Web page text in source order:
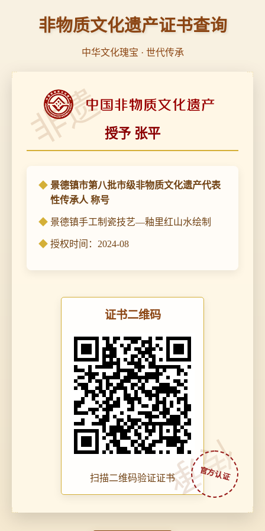
非物质文化遗产证书查询
中华文化瑰宝 · 世代传承
非遗
传承
授予 张平
景德镇市第八批市级非物质文化遗产代表
性传承人 称号
景德镇手工制瓷技艺—釉里红山水绘制
授权时间：2024-08
证书二维码
扫描二维码验证证书